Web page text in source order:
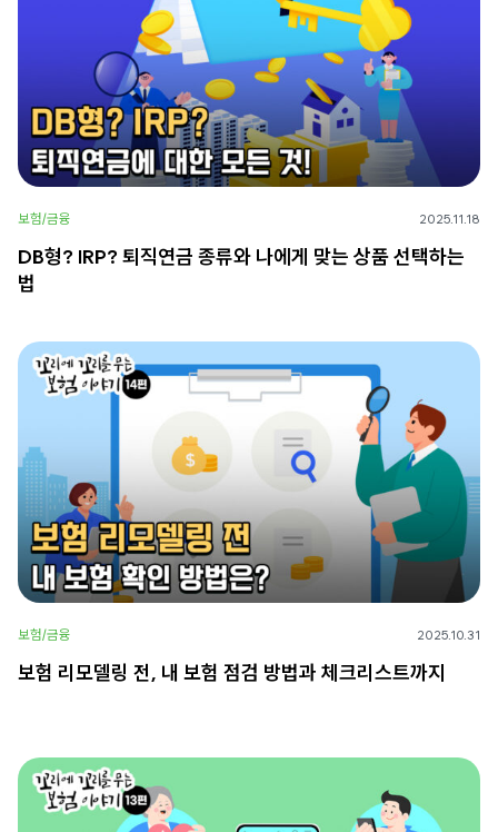
보험/금융 2025.11.18
DB형? IRP? 퇴직연금 종류와 나에게 맞는 상품 선택하는
법
보험/금융 2025.10.31
보험 리모델링 전, 내 보험 점검 방법과 체크리스트까지